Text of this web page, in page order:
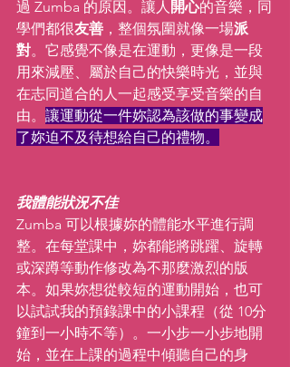
過 Zumba 的原因。讓人 開心的音樂，同
學們都很友善 ，整個氛圍就像一場派
對。它感覺不像是在運動，更像是一段
用來減壓、屬於自己的快樂時光，並與
在志同道合的人一起感受享受音樂的自
由。 讓運動從一件妳認為該做的事變成
了妳迫不及待想給自己的禮物。
我體能狀況不佳
Zumba 可以根據妳的體能水平進行調
整。在每堂課中，妳都能將跳躍、旋轉
或深蹲等動作修改為不那麼激烈的版
本。如果妳想從較短的運動開始，也可
以試試我的預錄課中的小課程（從 10分
鐘到一小時不等）。一小步一小步地開
始，並在上課的過程中傾聽自己的身